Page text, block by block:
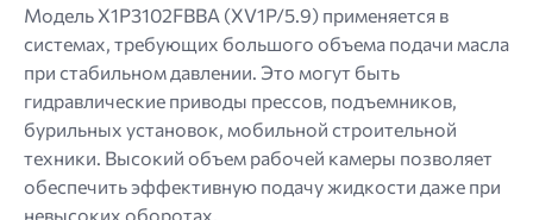
Модель X1P3102FBBA (XV1P/5.9) применяется в
системах, требующих большого объема подачи масла
при стабильном давлении. Это могут быть
гидравлические приводы прессов, подъемников,
бурильных установок, мобильной строительной
техники. Высокий объем рабочей камеры позволяет
обеспечить эффективную подачу жидкости даже при
невысоких оборотах.